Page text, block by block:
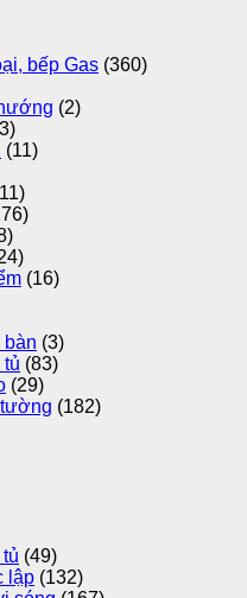
bếp Gas (360)
(2)
(11)
(16)
bàn (3)
tủ (83)
(29)
(182)
(49)
lập (132)